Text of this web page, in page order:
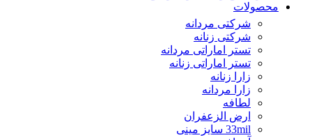
محصولات
شرکتی مردانه
شرکتی زنانه
تستر اماراتی مردانه
تستر اماراتی زنانه
زارا زنانه
زارا مردانه
لطافه
ارض الزعفران
33mil سایز مینی